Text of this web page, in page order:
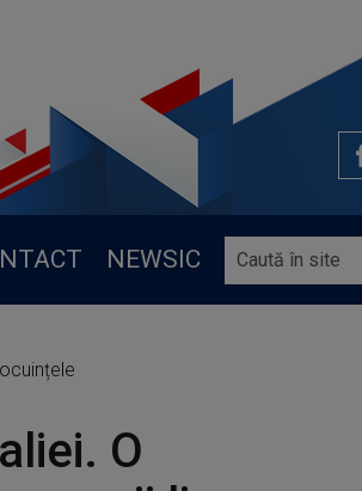
NEWSIC
O